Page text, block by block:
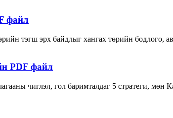
файл
тэгш эрх байдлыг хангах төрийн бодлого,
PDF файл
чиглэл, гол баримталдаг 5 стратеги, мөн